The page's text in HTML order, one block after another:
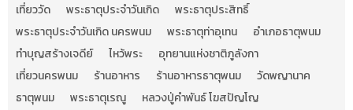
เที่ยววัด
พระธาตุประจำวันเกิด
พระธาตุประสิทธิ์
พระธาตุประจำวันเกิด นครพนม
พระธาตุท่าอุเทน
อำเภอธาตุพนม
ทำบุญสร้างเจดีย์
ไหว้พระ
อุทยานแห่งชาติภูลังกา
เที่ยวนครพนม
ร้านอาหาร ร้านอาหารธาตุพนม
วัดพญานาค
ธาตุพนม
พระธาตุเรณู
หลวงปู่คำพันธ์ โฆสปัญโญ